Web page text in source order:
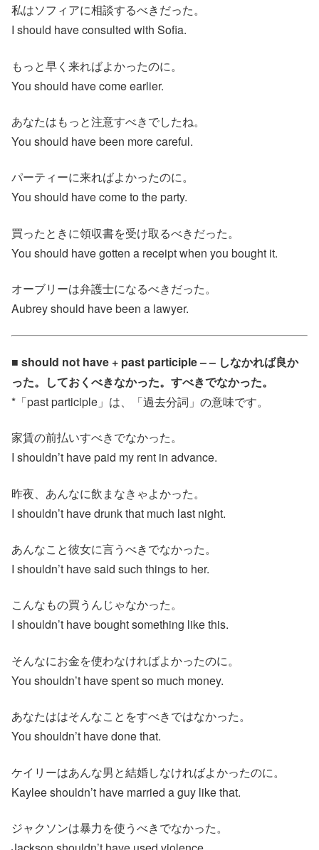
私はソフィアに相談するべきだった。
I should have consulted with Sofia.
もっと早く来ればよかったのに。
You should have come earlier.
あなたはもっと注意すべきでしたね。
You should have been more careful.
パーティーに来ればよかったのに。
You should have come to the party.
買ったときに領収書を受け取るべきだった。
You should have gotten a receipt when you bought it.
オーブリーは弁護士になるべきだった。
Aubrey should have been a lawyer.
■ should not have + past participle – – しなかれば良か
った。しておくべきなかった。すべきでなかった。
*「past participle」は、「過去分詞」の意味です。
家賃の前払いすべきでなかった。
I shouldn’t have paid my rent in advance.
昨夜、あんなに飲まなきゃよかった。
I shouldn’t have drunk that much last night.
あんなこと彼女に言うべきでなかった。
I shouldn’t have said such things to her.
こんなもの買うんじゃなかった。
I shouldn’t have bought something like this.
そんなにお金を使わなければよかったのに。
You shouldn’t have spent so much money.
あなたははそんなことをすべきではなかった。
You shouldn’t have done that.
ケイリーはあんな男と結婚しなければよかったのに。
Kaylee shouldn’t have married a guy like that.
ジャクソンは暴力を使うべきでなかった。